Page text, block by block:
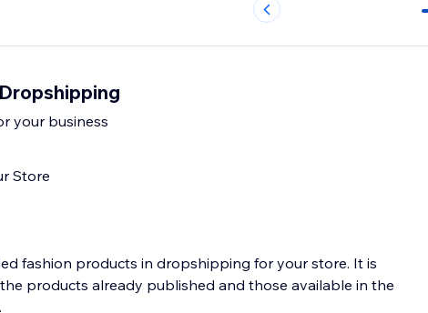
your business
Store
fashion products in dropshipping for your store. It is
products already published and those available in the